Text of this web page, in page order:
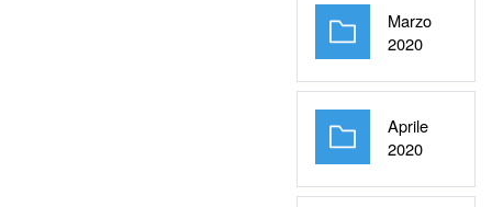
Marzo
2020Cartella
Aprile
2020Cartella